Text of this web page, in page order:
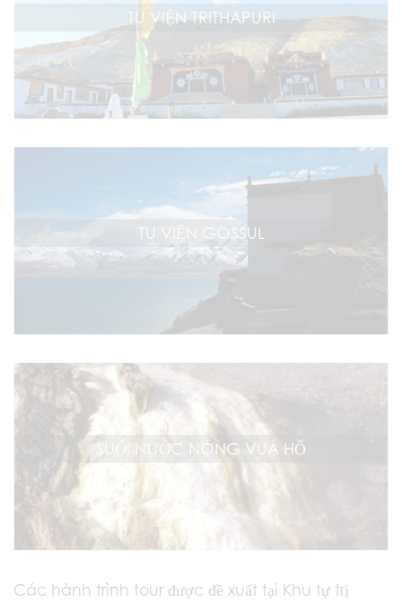
TU VIỆN TRITHAPURI
TU VIỆN GOSSUL
SUỐI NƯỚC NÓNG VUA HỔ
Các hành trình tour được đề xuất tại Khu tự trị